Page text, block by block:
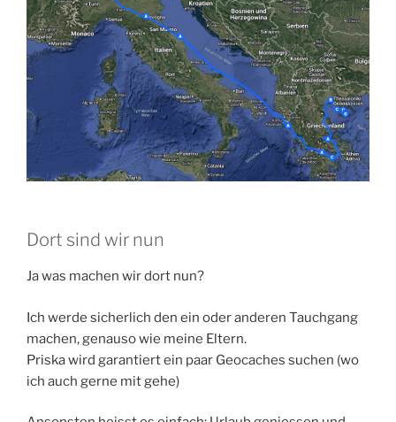
Dort sind wir nun
Ja was machen wir dort nun?
Ich werde sicherlich den ein oder anderen Tauchgang
machen, genauso wie meine Eltern.
Priska wird garantiert ein paar Geocaches suchen (wo
ich auch gerne mit gehe)